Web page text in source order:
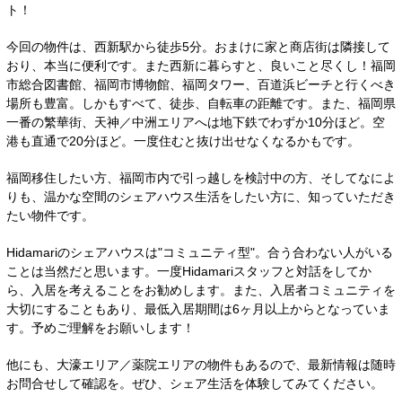
ト！
今回の物件は、西新駅から徒歩5分。おまけに家と商店街は隣接して
おり、本当に便利です。また西新に暮らすと、良いこと尽くし！福岡
市総合図書館、福岡市博物館、福岡タワー、百道浜ビーチと行くべき
場所も豊富。しかもすべて、徒歩、自転車の距離です。また、福岡県
一番の繁華街、天神／中洲エリアへは地下鉄でわずか10分ほど。空
港も直通で20分ほど。一度住むと抜け出せなくなるかもです。
福岡移住したい方、福岡市内で引っ越しを検討中の方、そしてなによ
りも、温かな空間のシェアハウス生活をしたい方に、知っていただき
たい物件です。
Hidamariのシェアハウスは"コミュニティ型"。合う合わない人がいる
ことは当然だと思います。一度Hidamariスタッフと対話をしてか
ら、入居を考えることをお勧めします。また、入居者コミュニティを
大切にすることもあり、最低入居期間は6ヶ月以上からとなっていま
す。予めご理解をお願いします！
他にも、大濠エリア／薬院エリアの物件もあるので、最新情報は随時
お問合せして確認を。ぜひ、シェア生活を体験してみてください。